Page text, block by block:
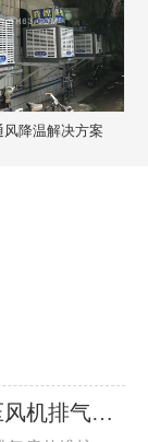
风降温解决方案
仓库通风降温换气负压风机排气扇维护保养